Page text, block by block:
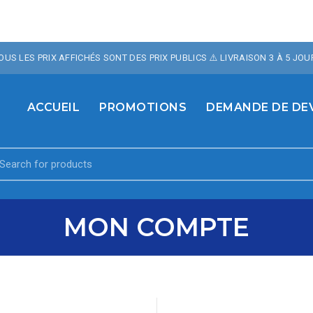
LES PRIX AFFICHÉS SONT DES PRIX PUBLICS ⚠️ LIVRAISON 3 À 5
ACCUEIL PROMOTIONS DEMANDE DE
MON COMPTE
BOUTIQUE , 10%
AVEC LE CODE